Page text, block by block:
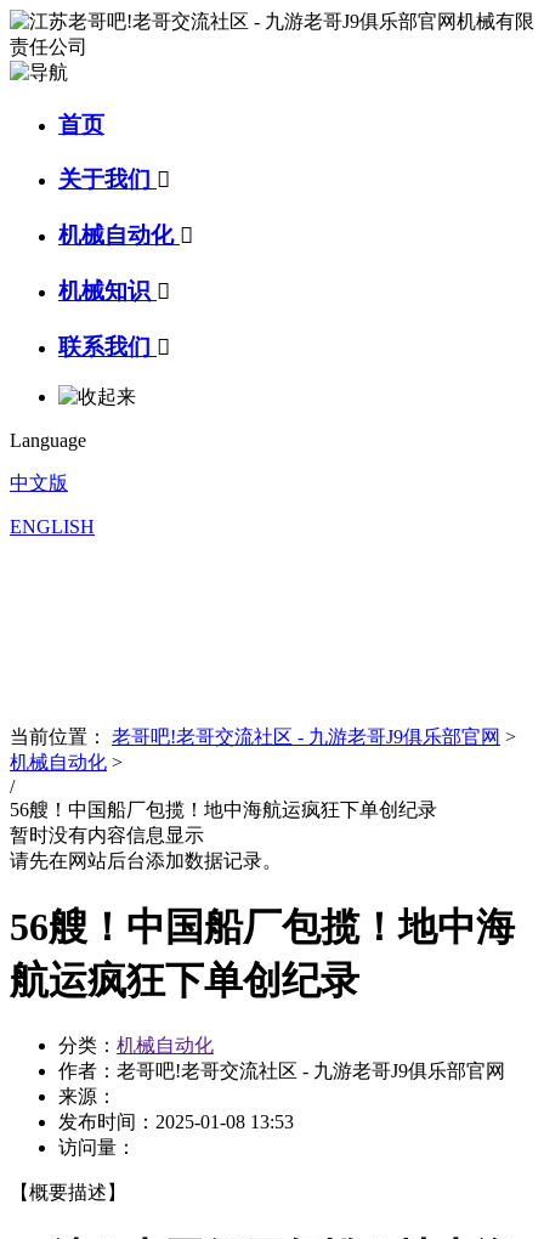
首页
关于我们 
机械自动化 
机械知识 
联系我们 
Language
中文版
ENGLISH
当前位置： 老哥吧!老哥交流社区 - 九游老哥J9俱乐部官网 >
机械自动化 >
/
56艘！中国船厂包揽！地中海航运疯狂下单创纪录
暂时没有内容信息显示
请先在网站后台添加数据记录。
56艘！中国船厂包揽！地中海
航运疯狂下单创纪录
分类： 机械自动化
作者：老哥吧!老哥交流社区 - 九游老哥J9俱乐部官网
来源：
发布时间： 2025-01-08 13:53
访问量：
【概要描述】